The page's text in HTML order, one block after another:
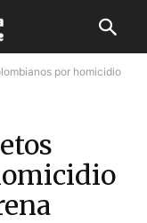
por homicidio